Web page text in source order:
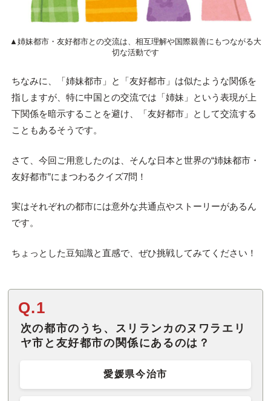
▲姉妹都市・友好都市との交流は、相互理解や国際親善にもつながる大
切な活動です
ちなみに、「姉妹都市」と「友好都市」は似たような関係を
指しますが、特に中国との交流では「姉妹」という表現が上
下関係を暗示することを避け、「友好都市」として交流する
こともあるそうです。
さて、今回ご用意したのは、そんな日本と世界の“姉妹都市・
友好都市”にまつわるクイズ7問！
実はそれぞれの都市には意外な共通点やストーリーがあるん
です。
ちょっとした豆知識と直感で、ぜひ挑戦してみてください！
Q.1
次の都市のうち、スリランカのヌワラエリ
ヤ市と友好都市の関係にあるのは？
愛媛県今治市